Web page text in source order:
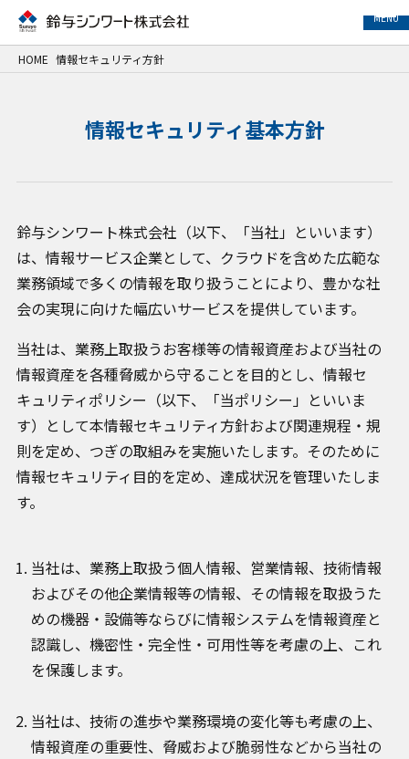
MENU
サービス紹介
事例紹介
企業情報
サステナビリティ
採用情報
お問い合わせ
プライバシーポリシー
クッキーポリシー
クッキー設定変更
情報セキュリティ方針
HOME 情報セキュリティ方針
情報セキュリティ基本方針
鈴与シンワート株式会社（以下、「当社」といいます）
は、情報サービス企業として、クラウドを含めた広範な
業務領域で多くの情報を取り扱うことにより、豊かな社
会の実現に向けた幅広いサービスを提供しています。
当社は、業務上取扱うお客様等の情報資産および当社の
情報資産を各種脅威から守ることを目的とし、情報セ
キュリティポリシー（以下、「当ポリシー」といいま
す）として本情報セキュリティ方針および関連規程・規
則を定め、つぎの取組みを実施いたします。そのために
情報セキュリティ目的を定め、達成状況を管理いたしま
す。
当社は、業務上取扱う個人情報、営業情報、技術情報
およびその他企業情報等の情報、その情報を取扱うた
めの機器・設備等ならびに情報システムを情報資産と
認識し、機密性・完全性・可用性等を考慮の上、これ
を保護します。
当社は、技術の進歩や業務環境の変化等も考慮の上、
情報資産の重要性、脅威および脆弱性などから当社の